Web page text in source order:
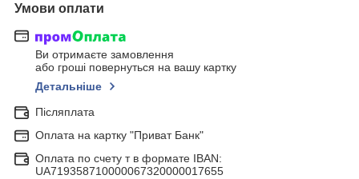
Умови оплати
Ви отримаєте замовлення
або гроші повернуться на вашу картку
Детальніше
Післяплата
Оплата на картку "Приват Банк"
Оплата по счету т в формате IBAN:
UA719358710000067320000017655